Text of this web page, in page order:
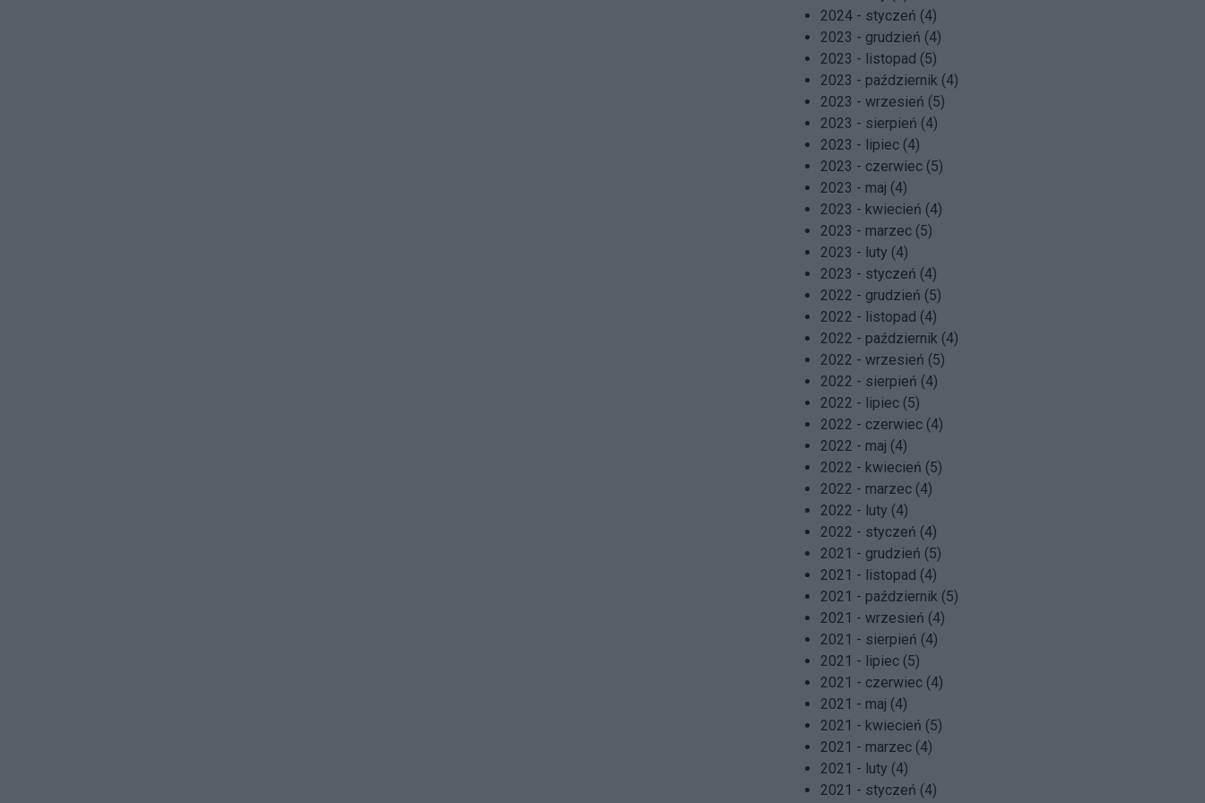
2024 - styczeń (4)
2023 - grudzień (4)
2023 - listopad (5)
2023 - październik (4)
2023 - wrzesień (5)
2023 - sierpień (4)
2023 - lipiec (4)
2023 - czerwiec (5)
2023 - maj (4)
2023 - kwiecień (4)
2023 - marzec (5)
2023 - luty (4)
2023 - styczeń (4)
2022 - grudzień (5)
2022 - listopad (4)
2022 - październik (4)
2022 - wrzesień (5)
2022 - sierpień (4)
2022 - lipiec (5)
2022 - czerwiec (4)
2022 - maj (4)
2022 - kwiecień (5)
2022 - marzec (4)
2022 - luty (4)
2022 - styczeń (4)
2021 - grudzień (5)
2021 - listopad (4)
2021 - październik (5)
2021 - wrzesień (4)
2021 - sierpień (4)
2021 - lipiec (5)
2021 - czerwiec (4)
2021 - maj (4)
2021 - kwiecień (5)
2021 - marzec (4)
2021 - luty (4)
2021 - styczeń (4)